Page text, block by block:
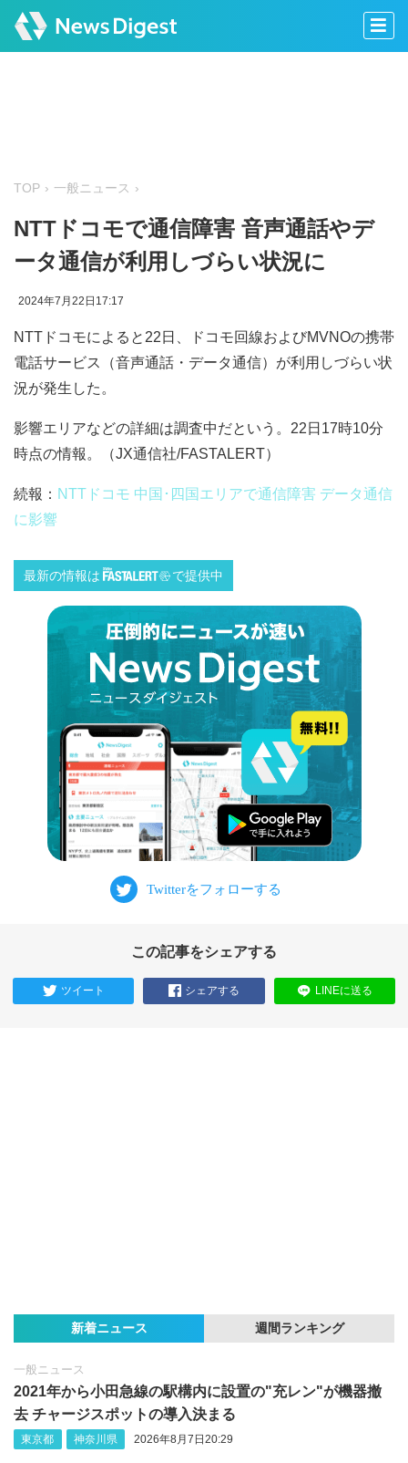
TOP 一般ニュース
NTTドコモで通信障害 音声通話やデ
ータ通信が利用しづらい状況に
2024年7月22日17:17
NTTドコモによると22日、ドコモ回線およびMVNOの携帯
電話サービス（音声通話・データ通信）が利用しづらい状
況が発生した。
影響エリアなどの詳細は調査中だという。22日17時10分
時点の情報。（JX通信社/FASTALERT）
続報： NTTドコモ 中国･四国エリアで通信障害 データ通信
に影響
最新の情報は で提供中
この記事をシェアする
ツイート シェアする LINEに送る
新着ニュース 週間ランキング
一般ニュース
2021年から小田急線の駅構内に設置の"充レン"が機器撤
去 チャージスポットの導入決まる
東京都 神奈川県 2026年8月7日20:29